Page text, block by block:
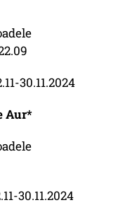
30.11.2024
Aur*
30.11.2024